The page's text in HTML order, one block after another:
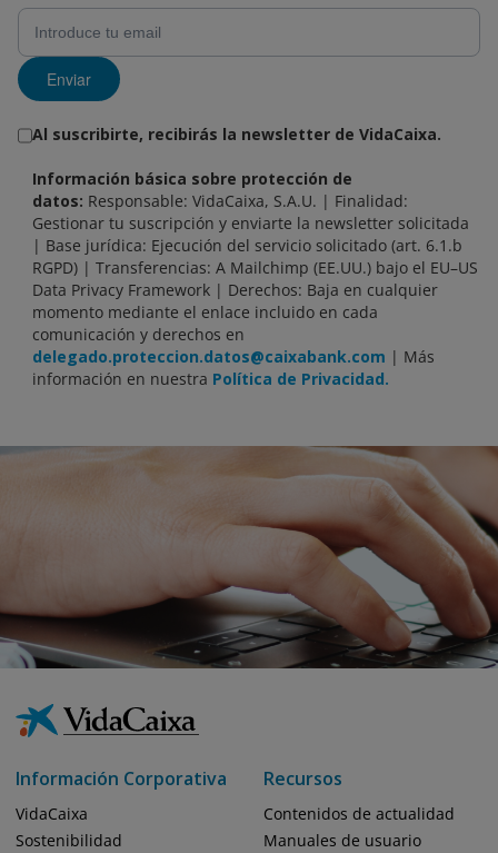
Enviar
Al suscribirte, recibirás la newsletter de VidaCaixa.
Información básica sobre protección de
datos: Responsable: VidaCaixa, S.A.U. | Finalidad:
Gestionar tu suscripción y enviarte la newsletter solicitada
| Base jurídica: Ejecución del servicio solicitado (art. 6.1.b
RGPD) | Transferencias: A Mailchimp (EE.UU.) bajo el EU–US
Data Privacy Framework | Derechos: Baja en cualquier
momento mediante el enlace incluido en cada
comunicación y derechos en
delegado.proteccion.datos@caixabank.com | Más
información en nuestra Política de Privacidad.
Información Corporativa
VidaCaixa
Sostenibilidad
Recursos
Contenidos de actualidad
Manuales de usuario